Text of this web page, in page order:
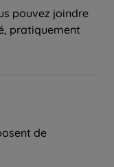
pouvez joindre
pratiquement
de